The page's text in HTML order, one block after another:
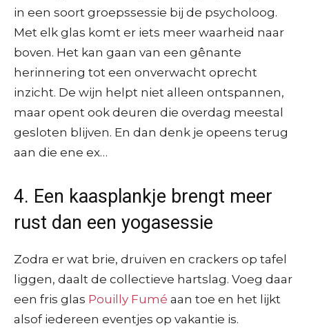
in een soort groepssessie bij de psycholoog.
Met elk glas komt er iets meer waarheid naar
boven. Het kan gaan van een gênante
herinnering tot een onverwacht oprecht
inzicht. De wijn helpt niet alleen ontspannen,
maar opent ook deuren die overdag meestal
gesloten blijven. En dan denk je opeens terug
aan die ene ex…
4. Een kaasplankje brengt meer
rust dan een yogasessie
Zodra er wat brie, druiven en crackers op tafel
liggen, daalt de collectieve hartslag. Voeg daar
een fris glas Pouilly Fumé aan toe en het lijkt
alsof iedereen eventjes op vakantie is.